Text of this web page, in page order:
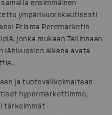
ensimmäinen
ympärivuorokautisesti
Prisma Peremarketin
jonka mukaan Tallinnaan
lähivuosien aikana avata
ja tuotevalikoimaltaan
hypermarkettimme,
tärkeimmät